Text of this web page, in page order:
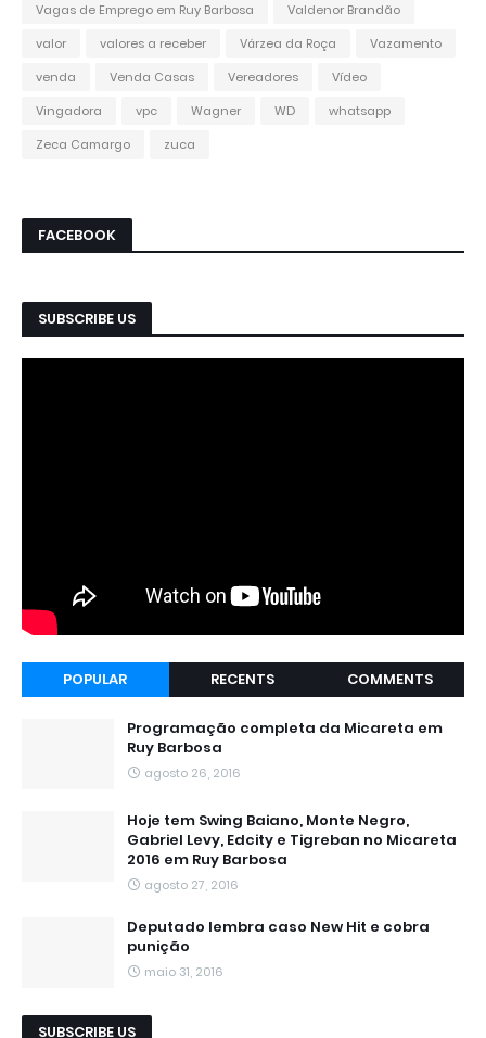
Vagas de Emprego em Ruy Barbosa
Valdenor Brandão
valor
valores a receber Várzea da Roça
Vazamento
venda
Venda Casas Vereadores
Vídeo
Vingadora
vpc Wagner WD
whatsapp
Zeca Camargo
zuca
FACEBOOK
SUBSCRIBE US
POPULAR RECENTS COMMENTS
Programação completa da Micareta em
Ruy Barbosa
agosto 26, 2016
Hoje tem Swing Baiano, Monte Negro,
Gabriel Levy, Edcity e Tigreban no Micareta
2016 em Ruy Barbosa
agosto 27, 2016
Deputado lembra caso New Hit e cobra
punição
maio 31, 2016
SUBSCRIBE US